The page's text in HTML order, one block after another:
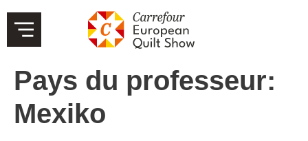
Pays du professeur:
Mexiko